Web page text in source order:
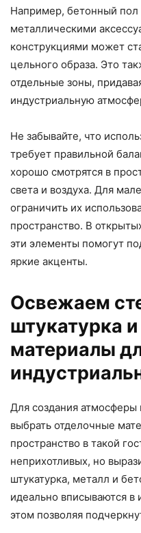
Например, бетонный пол
металлическими
конструкциями может
цельного образа. Это
отдельные зоны,
индустриальную
Не забывайте, что
требует правильной
хорошо смотрятся в
света и воздуха. Для
ограничить их
пространство. В
эти элементы помогут
яркие акценты.
Освежаем
штукатурка
материалы
Для создания атмосферы
выбрать отделочные
пространство в такой
неприхотливых, но
штукатурка, металл и
идеально вписываются в
этом позволяя